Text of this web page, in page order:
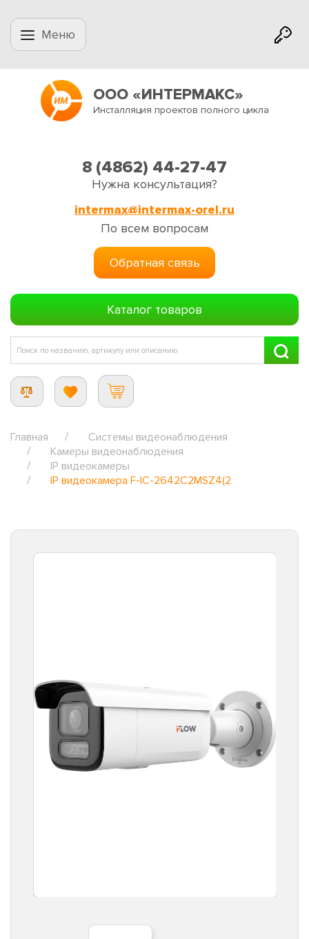
Меню
ООО «ИНТЕРМАКС»
Инсталляция проектов полного цикла
8 (4862) 44-27-47
Нужна консультация?
intermax@intermax-orel.ru
По всем вопросам
Обратная связь
Каталог товаров
Главная
Системы видеонаблюдения
Камеры видеонаблюдения
IP видеокамеры
IP видеокамера F-IC-2642C2MSZ4(2